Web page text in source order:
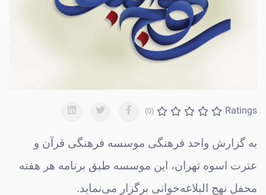
Ratings
(0)
به گزارش واحد فرهنگی موسسه فرهنگی قرآن و
عترت اسوه تهران، این موسسه طبق برنامه هر هفته
محفل نهج البلاغه‌خوانی برگزار می‌نماید.